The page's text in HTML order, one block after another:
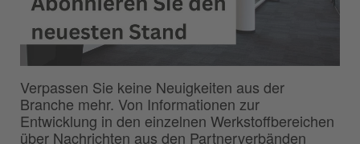
Verpassen Sie keine Neuigkeiten aus der
Branche mehr. Von Informationen zur
Entwicklung in den einzelnen Werkstoffbereichen
über Nachrichten aus den Partnerverbänden